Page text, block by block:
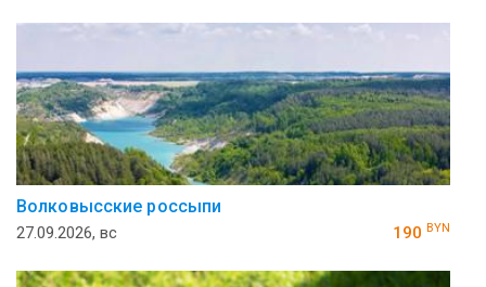
Волковысские россыпи
27.09.2026, вс 190 BYN